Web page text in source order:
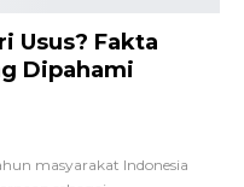
Usus? Fakta
Dipahami
masyarakat Indonesia